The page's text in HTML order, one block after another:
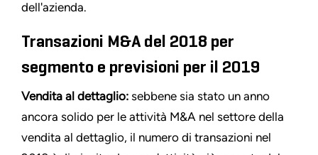
dell'azienda.
Transazioni M&A del 2018 per
segmento e previsioni per il 2019
Vendita al dettaglio: sebbene sia stato un anno
ancora solido per le attività M&A nel settore della
vendita al dettaglio, il numero di transazioni nel